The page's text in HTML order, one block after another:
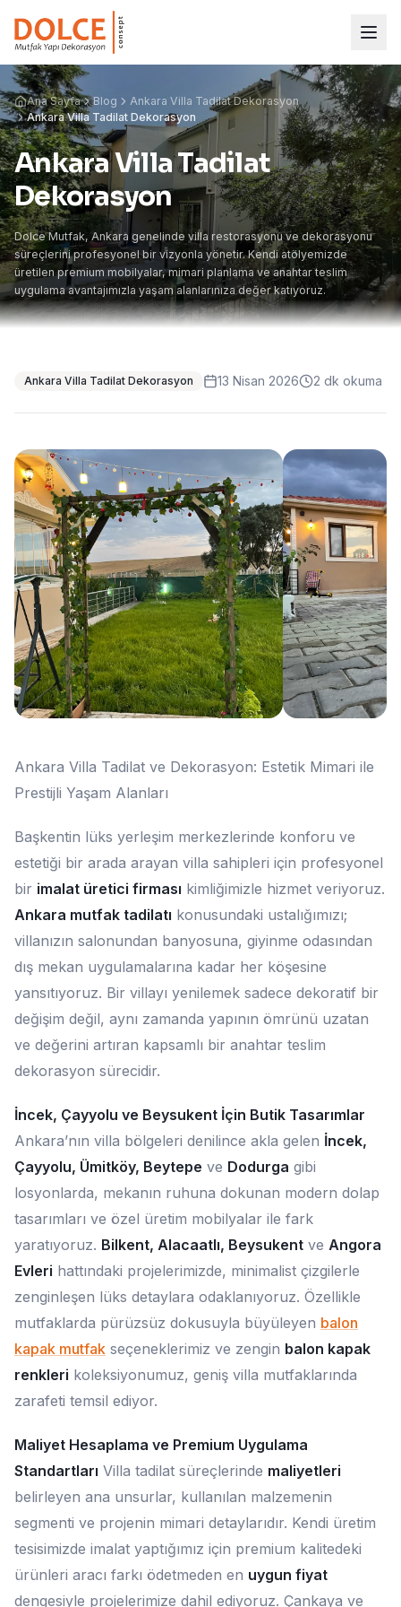
Ana Sayfa Blog
Ankara Villa Tadilat Dekorasyon
Ankara Villa Tadilat Dekorasyon
Ankara Villa Tadilat
Dekorasyon
Dolce Mutfak, Ankara genelinde villa restorasyonu ve dekorasyonu
süreçlerini profesyonel bir vizyonla yönetir. Kendi atölyemizde
üretilen premium mobilyalar, mimari planlama ve anahtar teslim
uygulama avantajımızla yaşam alanlarınıza değer katıyoruz.
Ankara Villa Tadilat Dekorasyon 13 Nisan 2026 2 dk okuma
Ankara Villa Tadilat ve Dekorasyon: Estetik Mimari ile
Prestijli Yaşam Alanları
Başkentin lüks yerleşim merkezlerinde konforu ve
estetiği bir arada arayan villa sahipleri için profesyonel
bir imalat üretici firması kimliğimizle hizmet veriyoruz.
Ankara mutfak tadilatı konusundaki ustalığımızı;
villanızın salonundan banyosuna, giyinme odasından
dış mekan uygulamalarına kadar her köşesine
yansıtıyoruz. Bir villayı yenilemek sadece dekoratif bir
değişim değil, aynı zamanda yapının ömrünü uzatan
ve değerini artıran kapsamlı bir anahtar teslim
dekorasyon sürecidir.
İncek, Çayyolu ve Beysukent İçin Butik Tasarımlar
Ankara’nın villa bölgeleri denilince akla gelen İncek,
Çayyolu, Ümitköy, Beytepe ve Dodurga gibi
losyonlarda, mekanın ruhuna dokunan modern dolap
tasarımları ve özel üretim mobilyalar ile fark
yaratıyoruz. Bilkent, Alacaatlı, Beysukent ve Angora
Evleri hattındaki projelerimizde, minimalist çizgilerle
zenginleşen lüks detaylara odaklanıyoruz. Özellikle
mutfaklarda pürüzsüz dokusuyla büyüleyen balon
kapak mutfak seçeneklerimiz ve zengin balon kapak
renkleri koleksiyonumuz, geniş villa mutfaklarında
zarafeti temsil ediyor.
Maliyet Hesaplama ve Premium Uygulama
Standartları Villa tadilat süreçlerinde maliyetleri
belirleyen ana unsurlar, kullanılan malzemenin
segmenti ve projenin mimari detaylarıdır. Kendi üretim
tesisimizde imalat yaptığımız için premium kalitedeki
ürünleri aracı farkı ödetmeden en uygun fiyat
dengesiyle projelerimize dahil ediyoruz. Çankaya ve